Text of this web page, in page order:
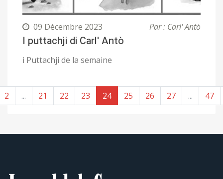
09 Décembre 2023 Par : Carl' Antò
I puttachji di Carl' Antò
i Puttachji de la semaine
2 ... 21 22 23 24 25 26 27 ... 47